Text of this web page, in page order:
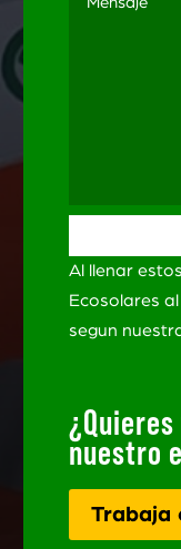
Al llenar
Ecosolares
segun
nuestro
Trabaja